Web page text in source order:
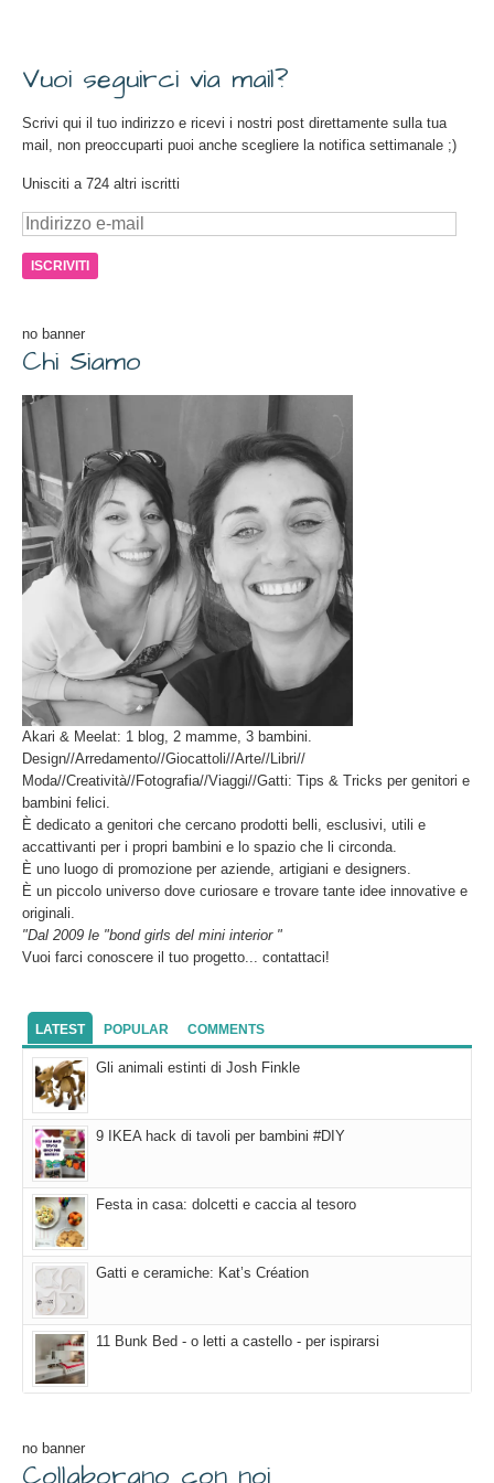
Vuoi seguirci via mail?
Scrivi qui il tuo indirizzo e ricevi i nostri post direttamente sulla tua
mail, non preoccuparti puoi anche scegliere la notifica settimanale ;)
Unisciti a 724 altri iscritti
Indirizzo
mail
no banner
Chi Siamo
Akari & Meelat: 1 blog, 2 mamme, 3 bambini.
Design//Arredamento//Giocattoli//Arte//Libri//
Moda//Creatività//Fotografia//Viaggi//Gatti: Tips & Tricks per genitori e
bambini felici.
È dedicato a genitori che cercano prodotti belli, esclusivi, utili e
accattivanti per i propri bambini e lo spazio che li circonda.
È uno luogo di promozione per aziende, artigiani e designers.
È un piccolo universo dove curiosare e trovare tante idee innovative e
originali.
"Dal 2009 le "bond girls del mini interior "
Vuoi farci conoscere il tuo progetto... contattaci!
LATEST POPULAR COMMENTS
Gli animali estinti di Josh Finkle
9 IKEA hack di tavoli per bambini #DIY
Festa in casa: dolcetti e caccia al tesoro
Gatti e ceramiche: Kat’s Création
11 Bunk Bed - o letti a castello - per ispirarsi
no banner